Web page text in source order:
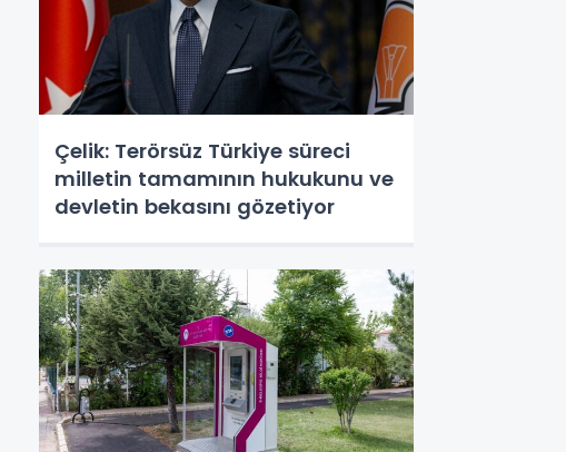
Çelik: Terörsüz Türkiye süreci
milletin tamamının hukukunu ve
devletin bekasını gözetiyor